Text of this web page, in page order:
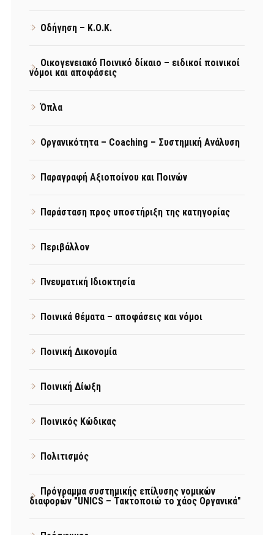
Οδήγηση – Κ.Ο.Κ.
Οικογενειακό Ποινικό δίκαιο – ειδικοί ποινικοί
νόμοι και αποφάσεις
Όπλα
Οργανικότητα – Coaching – Συστημική Ανάλυση
Παραγραφή Αξιοποίνου και Ποινών
Παράσταση προς υποστήριξη της κατηγορίας
Περιβάλλον
Πνευματική Ιδιοκτησία
Ποινικά θέματα – αποφάσεις και νόμοι
Ποινική Δικονομία
Ποινική Δίωξη
Ποινικός Κώδικας
Πολιτισμός
Πρόγραμμα συστημικής επίλυσης νομικών
διαφορών "UNICS – Τακτοποιώ το χάος Οργανικά"